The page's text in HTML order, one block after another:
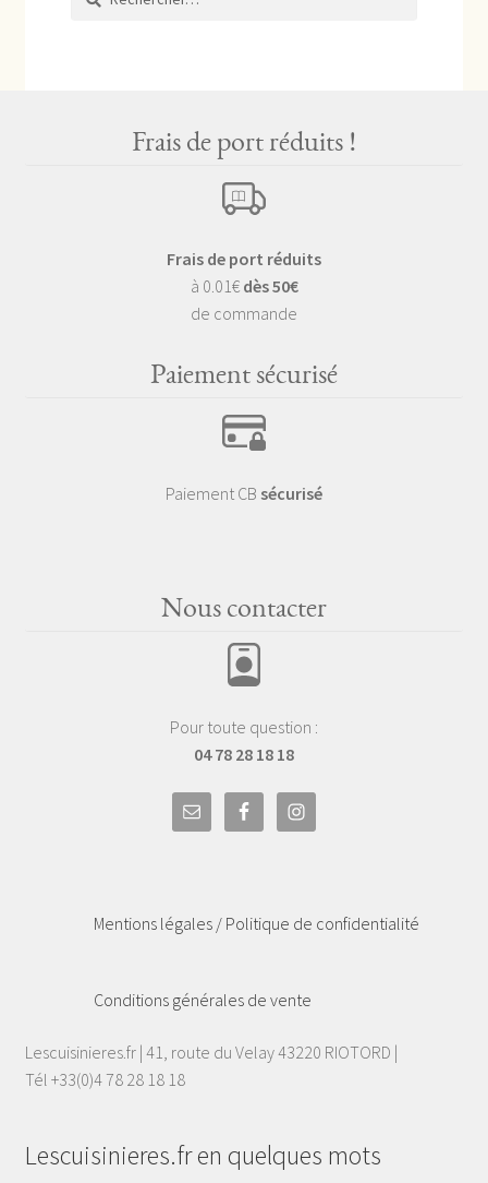
Frais de port réduits !
Frais de port réduits
à 0.01€ dès 50€
de commande
Paiement sécurisé
Paiement CB sécurisé
Nous contacter
Pour toute question :
04 78 28 18 18
Mentions légales / Politique de confidentialité
Conditions générales de vente
Lescuisinieres.fr | 41, route du Velay 43220 RIOTORD |
Tél +33(0)4 78 28 18 18
Lescuisinieres.fr en quelques mots